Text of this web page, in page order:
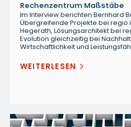
Rechenzentrum Maßstäbe
Im Interview berichten Bernhard
Übergreifende Projekte bei regio
Hegerath, Lösungsarchitekt bei
Evolution gleichzeitig bei
Wirtschaftlichkeit und
WEITERLESEN